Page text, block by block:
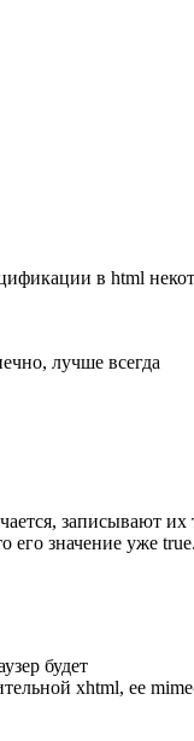
в html
лучше всегда
записывают их
его значение уже true.
будет
xhtml, ее